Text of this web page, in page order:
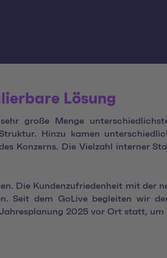
Lösung
große Menge
Hinzu kamen
Konzerns. Die Vielzahl interner
Die Kundenzufriedenheit mit der
Seit dem GoLive begleiten wir
2025 vor Ort statt,